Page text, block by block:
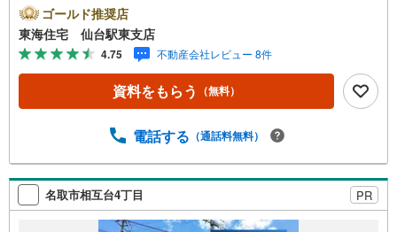
台あり カーポート付駐車場 * 未掲載物件のご提案・ご案内
も可能です * アピールポイント *■お料理時間が充実！お料
理作業もサクサク広々キッチンスペース ■物をしまう場所
困らない！各居室にたっぷり収納スペース付き〇。■ご両親
と同居を検討中のご家族も〇！沢山のお部屋があるお家 ■1
部屋まるっとランドリースぺースで活用するのも ！■お散
*・川前小学校:徒歩14分・大沢中学校:徒歩12分・セブンイ
合わせについて *・当日のご予約も承っております！お気
軽にお電話下さい！・来社はもちろん、メールでのご相
談、資料請求も大歓迎です ⇒お電話に抵抗がある方も安心
してお問い合わせください
ゴールド推奨店
東海住宅 仙台駅東支店
4.75 不動産会社レビュー 8件
資料をもらう （無料）
電話する （通話料無料）
名取市相互台4丁目 PR